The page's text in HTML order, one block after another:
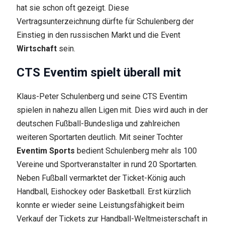
hat sie schon oft gezeigt. Diese
Vertragsunterzeichnung dürfte für Schulenberg der
Einstieg in den russischen Markt und die Event
Wirtschaftsein.
CTS Eventim spielt überall mit
Klaus-Peter Schulenberg und seine CTS Eventim
spielen in nahezu allen Ligen mit. Dies wird auch in der
deutschen Fußball-Bundesliga und zahlreichen
weiteren Sportarten deutlich. Mit seiner Tochter
Eventim Sports bedient Schulenberg mehr als 100
Vereine und Sportveranstalter in rund 20 Sportarten.
Neben Fußball vermarktet der Ticket-König auch
Handball, Eishockey oder Basketball. Erst kürzlich
konnte er wieder seine Leistungsfähigkeit beim
Verkauf der Tickets zur Handball-Weltmeisterschaft in